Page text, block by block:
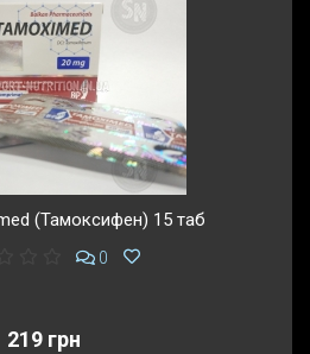
(Тамоксифен) 15 таб
0
219 грн